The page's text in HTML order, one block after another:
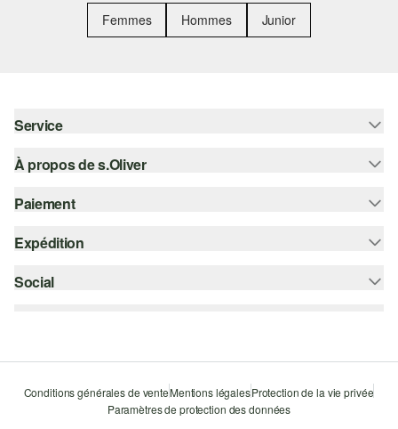
Femmes Hommes Junior
Service
Aide - FAQ
Guide des tailles
À propos de s.Oliver
S'abonner à la Newsletter
s.Oliver Card
Durabilité
Storefinder
Paiement
Sur facture
Carte de crédit
Klarna
Le protocole de communication SSL
Expédition
bpost
Social
Conditions générales de venteMentions légalesProtection de la vie privée
Paramètres de protection des données